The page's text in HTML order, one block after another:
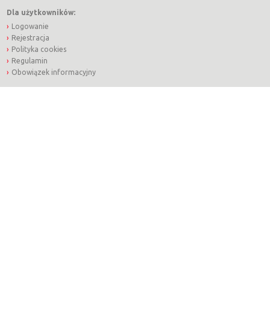
Dla użytkowników:
Logowanie
Rejestracja
Polityka cookies
Regulamin
Obowiązek informacyjny